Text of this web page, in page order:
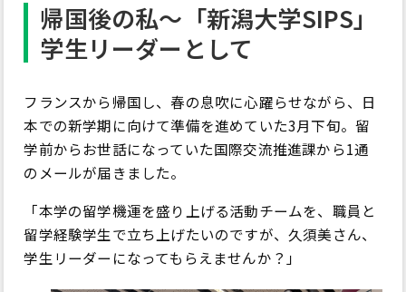
帰国後の私～「新潟大学SIPS」
学生リーダーとして
フランスから帰国し、春の息吹に心躍らせながら、日
本での新学期に向けて準備を進めていた3月下旬。留
学前からお世話になっていた国際交流推進課から1通
のメールが届きました。
「本学の留学機運を盛り上げる活動チームを、職員と
留学経験学生で立ち上げたいのですが、久須美さん、
学生リーダーになってもらえませんか？」